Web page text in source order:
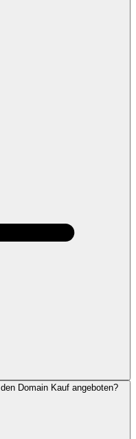
Domain Kauf angeboten?